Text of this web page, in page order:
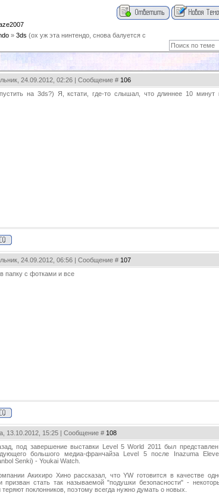
» 3ds (ох уж эта нинтендо, снова балуется с
24.09.2012, 02:26 | Сообщение # 106
на 3ds?) Я, кстати, где-то слышал, что длиннее 10
24.09.2012, 06:56 | Сообщение # 107
в папку с фотками и все
13.10.2012, 15:25 | Сообщение # 108
под завершение выставки Level 5 World 2011 был представлен
большого медиа-франчайза Level 5 после Inazuma
Senki) - Youkai Watch.
Акихиро Хино рассказал, что YW готовится в качестве
призван стать так называемой "подушки безопасности" -
теряют поклонников, поэтому всегда нужно думать о новых.